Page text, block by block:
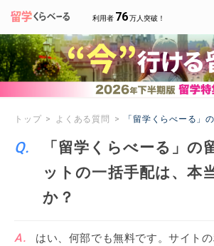
利用者 76万人突破！
トップ よくある質問 「留学くらべーる」
「留学くらべーる」の
ットの一括手配は、本
か？
はい、何部でも無料です。サイト